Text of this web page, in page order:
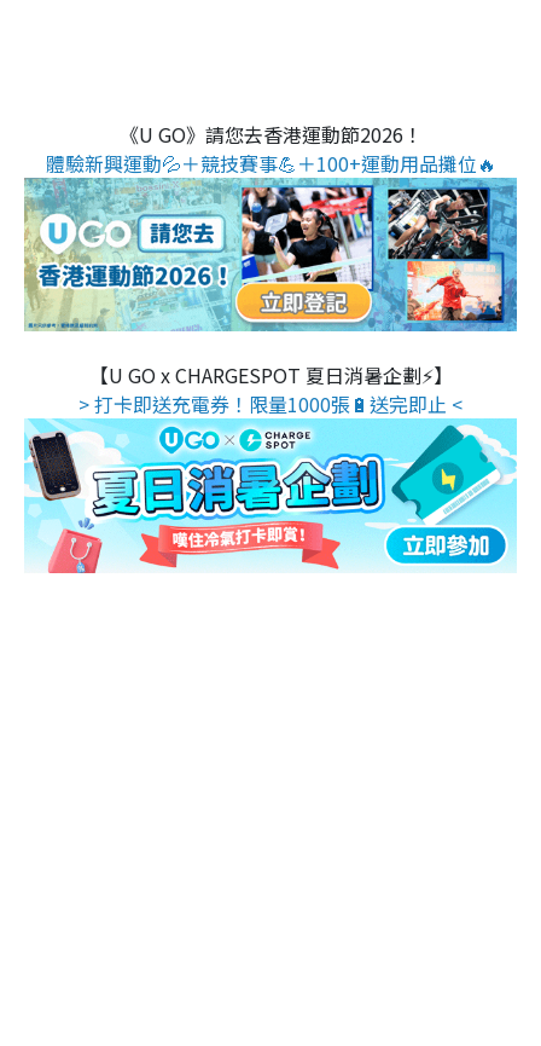
《U GO》請您去香港運動節2026！
體驗新興運動💦＋競技賽事💪＋100+運動用品攤位🔥
【U GO x CHARGESPOT 夏日消暑企劃⚡】
> 打卡即送充電券！限量1000張🔋送完即止 <